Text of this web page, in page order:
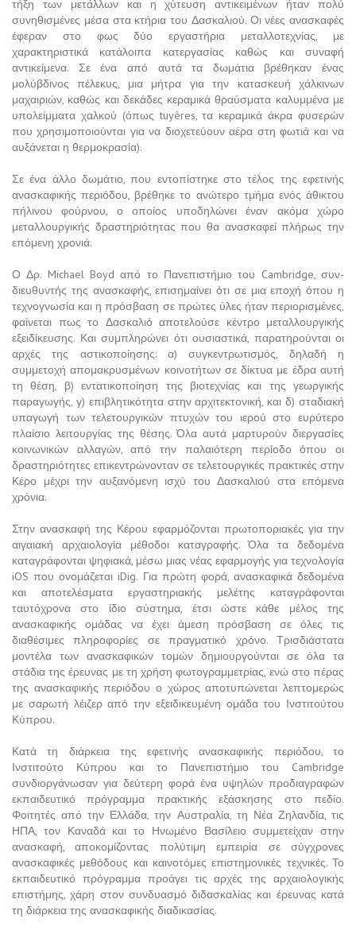
τήξη των μετάλλων και η χύτευση αντικειμένων ήταν πολύ
συνηθισμένες μέσα στα κτήρια του Δασκαλιού. Οι νέες ανασκαφές
έφεραν στο φως δύο εργαστήρια μεταλλοτεχνίας, με
χαρακτηριστικά κατάλοιπα κατεργασίας καθώς και συναφή
αντικείμενα. Σε ένα από αυτά τα δωμάτια βρέθηκαν ένας
μολύβδινος πέλεκυς, μια μήτρα για την κατασκευή χάλκινων
μαχαιριών, καθώς και δεκάδες κεραμικά θραύσματα καλυμμένα με
υπολείμματα χαλκού (όπως tuyères, τα κεραμικά άκρα φυσερών
που χρησιμοποιούνται για να διοχετεύουν αέρα στη φωτιά και να
αυξάνεται η θερμοκρασία).
Σε ένα άλλο δωμάτιο, που εντοπίστηκε στο τέλος της εφετινής
ανασκαφικής περιόδου, βρέθηκε το ανώτερο τμήμα ενός άθικτου
πήλινου φούρνου, ο οποίος υποδηλώνει έναν ακόμα χώρο
μεταλλουργικής δραστηριότητας που θα ανασκαφεί πλήρως την
επόμενη χρονιά.
Ο Δρ. Michael Boyd από το Πανεπιστήμιο του Cambridge, συν-
διευθυντής της ανασκαφής, επισημαίνει ότι σε μια εποχή όπου η
τεχνογνωσία και η πρόσβαση σε πρώτες ύλες ήταν περιορισμένες,
φαίνεται πως το Δασκαλιό αποτελούσε κέντρο μεταλλουργικής
εξειδίκευσης. Και συμπληρώνει ότι ουσιαστικά, παρατηρούνται οι
αρχές της αστικοποίησης: α) συγκεντρωτισμός, δηλαδή η
συμμετοχή απομακρυσμένων κοινοτήτων σε δίκτυα με έδρα αυτή
τη θέση, β) εντατικοποίηση της βιοτεχνίας και της γεωργικής
παραγωγής, γ) επιβλητικότητα στην αρχιτεκτονική, και δ) σταδιακή
υπαγωγή των τελετουργικών πτυχών του ιερού στο ευρύτερο
πλαίσιο λειτουργίας της θέσης. Όλα αυτά μαρτυρούν διεργασίες
κοινωνικών αλλαγών, από την παλαιότερη περίοδο όπου οι
δραστηριότητες επικεντρώνονταν σε τελετουργικές πρακτικές στην
Κέρο μέχρι την αυξανόμενη ισχύ του Δασκαλιού στα επόμενα
χρόνια.
Στην ανασκαφή της Κέρου εφαρμόζονται πρωτοποριακές για την
αιγαιακή αρχαιολογία μέθοδοι καταγραφής. Όλα τα δεδομένα
καταγράφονται ψηφιακά, μέσω μιας νέας εφαρμογής για τεχνολογία
iOS που ονομάζεται iDig. Για πρώτη φορά, ανασκαφικά δεδομένα
και αποτελέσματα εργαστηριακής μελέτης καταγράφονται
ταυτόχρονα στο ίδιο σύστημα, έτσι ώστε κάθε μέλος της
ανασκαφικής ομάδας να έχει άμεση πρόσβαση σε όλες τις
διαθέσιμες πληροφορίες σε πραγματικό χρόνο. Τρισδιάστατα
μοντέλα των ανασκαφικών τομών δημιουργούνται σε όλα τα
στάδια της έρευνας με τη χρήση φωτογραμμετρίας, ενώ στο πέρας
της ανασκαφικής περιόδου ο χώρος αποτυπώνεται λεπτομερώς
με σαρωτή λέιζερ από την εξειδικευμένη ομάδα του Ινστιτούτου
Κύπρου.
Κατά τη διάρκεια της εφετινής ανασκαφικής περιόδου, το
Ινστιτούτο Κύπρου και το Πανεπιστήμιο του Cambridge
συνδιοργάνωσαν για δεύτερη φορά ένα υψηλών προδιαγραφών
εκπαιδευτικό πρόγραμμα πρακτικής εξάσκησης στο πεδίο.
Φοιτητές από την Ελλάδα, την Αυστραλία, τη Νέα Ζηλανδία, τις
ΗΠΑ, τον Καναδά και το Ηνωμένο Βασίλειο συμμετείχαν στην
ανασκαφή, αποκομίζοντας πολύτιμη εμπειρία σε σύγχρονες
ανασκαφικές μεθόδους και καινοτόμες επιστημονικές τεχνικές. Το
εκπαιδευτικό πρόγραμμα προάγει τις αρχές της αρχαιολογικής
επιστήμης, χάρη στον συνδυασμό διδασκαλίας και έρευνας κατά
τη διάρκεια της ανασκαφικής διαδικασίας.